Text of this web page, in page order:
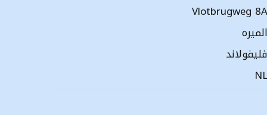
Vlotbrugweg 8A
الميره
فليفولاند
NL